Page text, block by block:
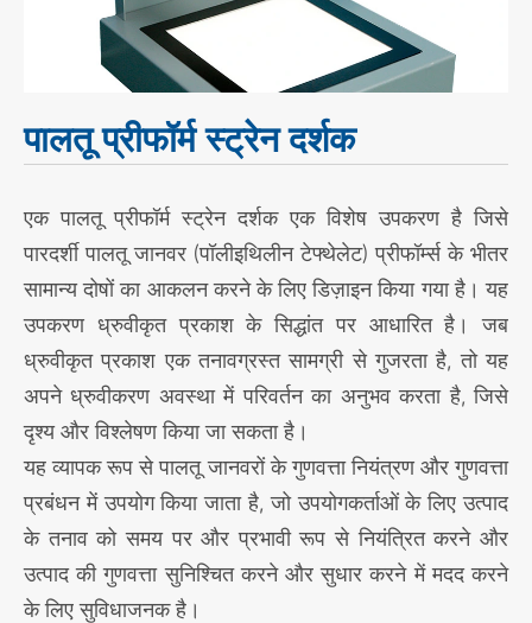
पालतू प्रीफॉर्म स्ट्रेन दर्शक
एक पालतू प्रीफॉर्म स्ट्रेन दर्शक एक विशेष उपकरण है जिसे
पारदर्शी पालतू जानवर (पॉलीइथिलीन टेफ्थेलेट) प्रीफॉर्म्स के भीतर
सामान्य दोषों का आकलन करने के लिए डिज़ाइन किया गया है। यह
उपकरण ध्रुवीकृत प्रकाश के सिद्धांत पर आधारित है। जब
ध्रुवीकृत प्रकाश एक तनावग्रस्त सामग्री से गुजरता है, तो यह
अपने ध्रुवीकरण अवस्था में परिवर्तन का अनुभव करता है, जिसे
दृश्य और विश्लेषण किया जा सकता है।
यह व्यापक रूप से पालतू जानवरों के गुणवत्ता नियंत्रण और गुणवत्ता
प्रबंधन में उपयोग किया जाता है, जो उपयोगकर्ताओं के लिए उत्पाद
के तनाव को समय पर और प्रभावी रूप से नियंत्रित करने और
उत्पाद की गुणवत्ता सुनिश्चित करने और सुधार करने में मदद करने
के लिए सुविधाजनक है।